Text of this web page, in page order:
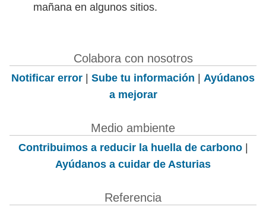
mañana en algunos sitios.
Colabora con nosotros
Notificar error | Sube tu información | Ayúdanos
a mejorar
Medio ambiente
Contribuimos a reducir la huella de carbono|
Ayúdanos a cuidar de Asturias
Referencia